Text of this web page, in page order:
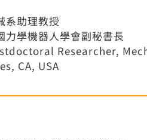
系助理教授
學機器人學會副秘書長
Researcher,
CA, USA